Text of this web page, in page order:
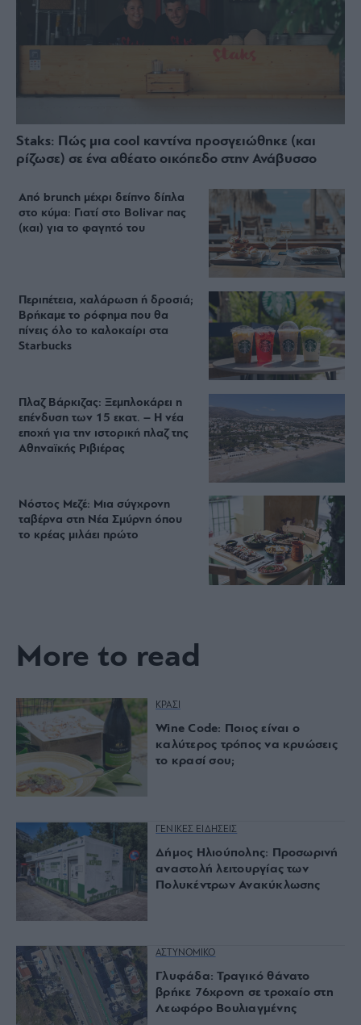
Staks: Πώς μια cool καντίνα προσγειώθηκε (και
ρίζωσε) σε ένα αθέατο οικόπεδο στην Ανάβυσσο
Από brunch μέχρι δείπνο δίπλα
στο κύμα: Γιατί στο Bolivar πας
(και) για το φαγητό του
Περιπέτεια, χαλάρωση ή δροσιά;
Βρήκαμε το ρόφημα που θα
πίνεις όλο το καλοκαίρι στα
Starbucks
Πλαζ Βάρκιζας: Ξεμπλοκάρει η
επένδυση των 15 εκατ. – Η νέα
εποχή για την ιστορική πλαζ της
Αθηναϊκής Ριβιέρας
Νόστος Μεζέ: Μια σύγχρονη
ταβέρνα στη Νέα Σμύρνη όπου
το κρέας μιλάει πρώτο
More to read
ΚΡΑΣΙ
Wine Code: Ποιος είναι ο
καλύτερος τρόπος να κρυώσεις
το κρασί σου;
ΓΕΝΙΚΕΣ ΕΙΔΗΣΕΙΣ
Δήμος Ηλιούπολης: Προσωρινή
αναστολή λειτουργίας των
Πολυκέντρων Ανακύκλωσης
ΑΣΤΥΝΟΜΙΚΟ
Γλυφάδα: Τραγικό θάνατο
βρήκε 76χρονη σε τροχαίο στη
Λεωφόρο Βουλιαγμένης